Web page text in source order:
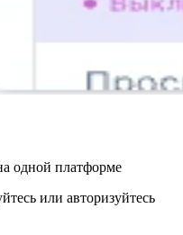
одной платформе
или авторизуйтесь